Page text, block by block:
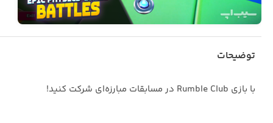
توضیحات
با بازی Rumble Club در مسابقات مبارزه‌ای شرکت کنید!